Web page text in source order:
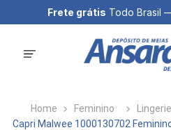
Frete grátis Todo Brasil
Feminino Lingerie
Capri Malwee 1000130702